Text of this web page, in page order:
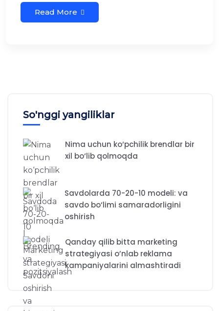
Read More
So'nggi yangiliklar
Nima uchun ko‘pchilik brendlar bir
xil bo‘lib qolmoqda
Savdolarda 70-20-10 modeli: va
savdo bo‘limi samaradorligini
oshirish
Qanday qilib bitta marketing
strategiyasi o’nlab reklama
kampaniyalarini almashtiradi